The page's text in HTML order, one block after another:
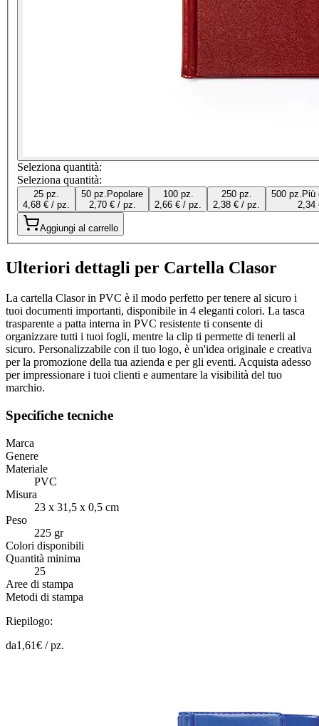
Seleziona quantità:
Seleziona quantità:
25 pz.
4,68 € / pz.
50 pz. Popolare
2,70 € / pz.
100 pz.
2,66 € / pz.
250 pz.
2,38 € / pz.
500 pz. Più
2,34
Aggiungi al carrello
Ulteriori dettagli per Cartella Clasor
La cartella Clasor in PVC è il modo perfetto per tenere al sicuro i
tuoi documenti importanti, disponibile in 4 eleganti colori. La tasca
trasparente a patta interna in PVC resistente ti consente di
organizzare tutti i tuoi fogli, mentre la clip ti permette di tenerli al
sicuro. Personalizzabile con il tuo logo, è un'idea originale e creativa
per la promozione della tua azienda e per gli eventi. Acquista adesso
per impressionare i tuoi clienti e aumentare la visibilità del tuo
marchio.
Specifiche tecniche
Marca
Genere
Materiale
PVC
Misura
23 x 31,5 x 0,5 cm
Peso
225 gr
Colori disponibili
Quantità minima
25
Aree di stampa
Metodi di stampa
Riepilogo:
da1,61€ /pz.